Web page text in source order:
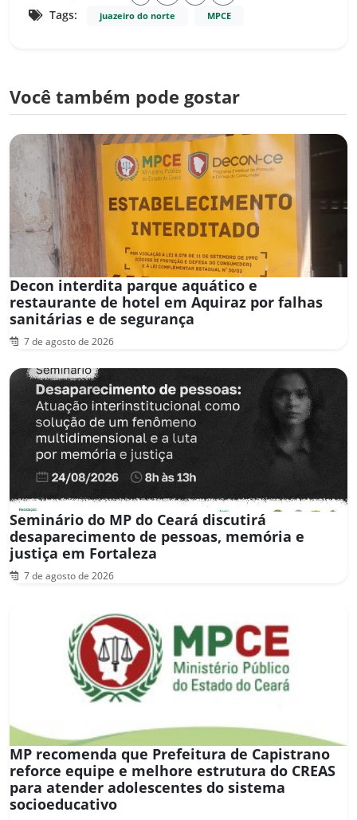
Tags:
juazeiro do norte MPCE
Você também pode gostar
Decon interdita parque aquático e
restaurante de hotel em Aquiraz por falhas
sanitárias e de segurança
7 de agosto de 2026
Seminário do MP do Ceará discutirá
desaparecimento de pessoas, memória e
justiça em Fortaleza
7 de agosto de 2026
MP recomenda que Prefeitura de Capistrano
reforce equipe e melhore estrutura do CREAS
para atender adolescentes do sistema
socioeducativo